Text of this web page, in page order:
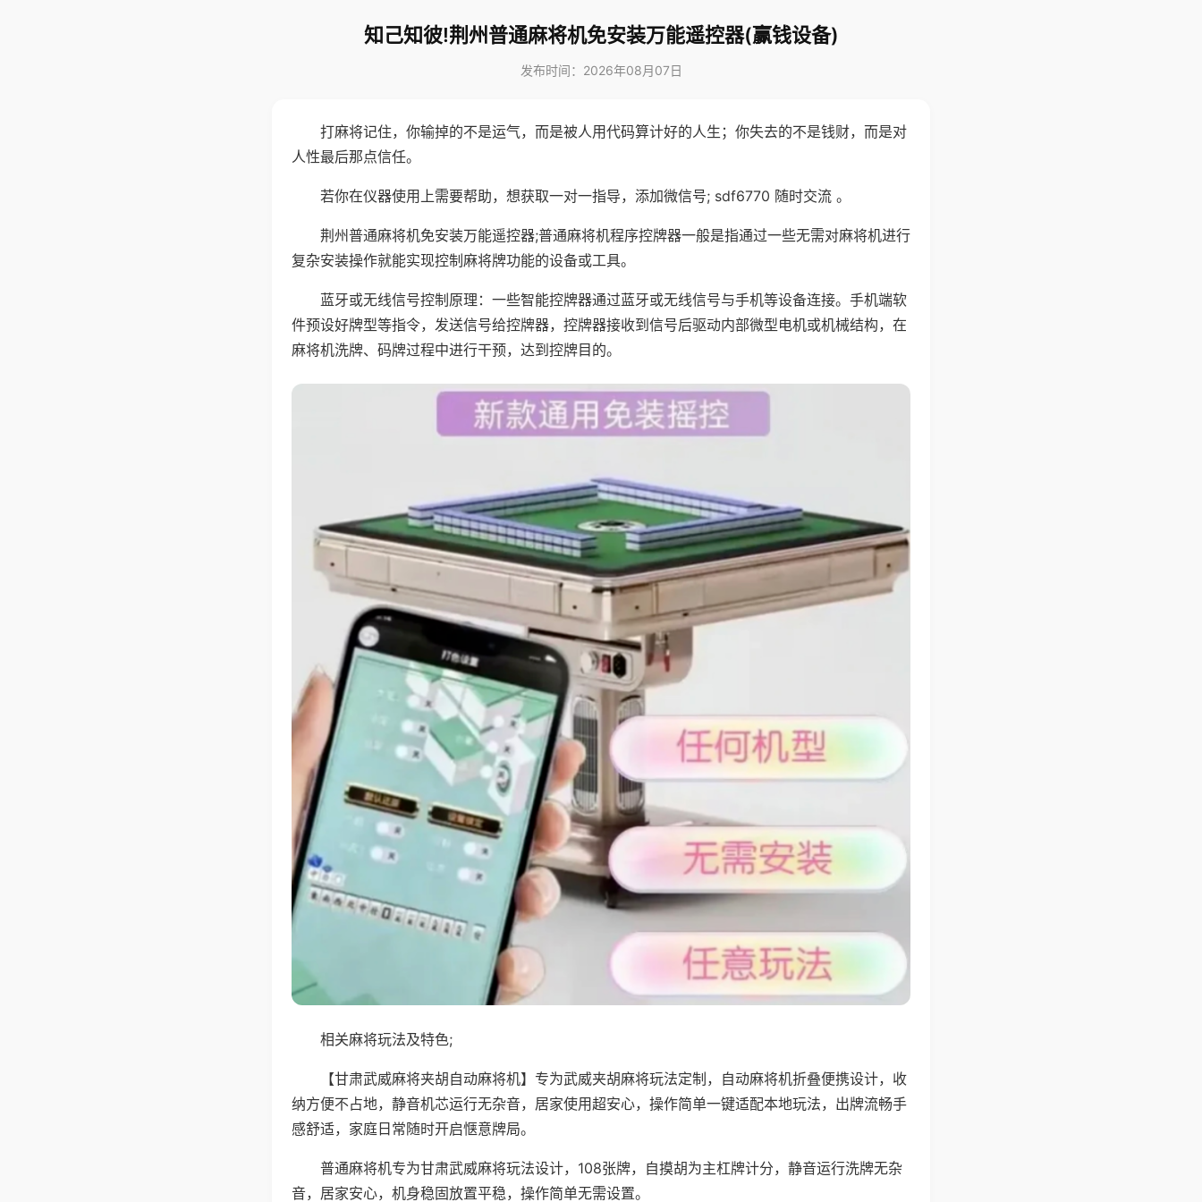
知己知彼!荆州普通麻将机免安装万能遥控器(赢钱设备)
发布时间：2026年08月07日
打麻将记住，你输掉的不是运气，而是被人用代码算计好的人生；你失去的不是钱财，而是对
人性最后那点信任。
若你在仪器使用上需要帮助，想获取一对一指导，添加微信号; sdf6770 随时交流 。
荆州普通麻将机免安装万能遥控器;普通麻将机程序控牌器一般是指通过一些无需对麻将机进行
复杂安装操作就能实现控制麻将牌功能的设备或工具。
蓝牙或无线信号控制原理：一些智能控牌器通过蓝牙或无线信号与手机等设备连接。手机端软
件预设好牌型等指令，发送信号给控牌器，控牌器接收到信号后驱动内部微型电机或机械结构，在
麻将机洗牌、码牌过程中进行干预，达到控牌目的。
相关麻将玩法及特色;
【甘肃武威麻将夹胡自动麻将机】专为武威夹胡麻将玩法定制，自动麻将机折叠便携设计，收
纳方便不占地，静音机芯运行无杂音，居家使用超安心，操作简单一键适配本地玩法，出牌流畅手
感舒适，家庭日常随时开启惬意牌局。
普通麻将机专为甘肃武威麻将玩法设计，108张牌，自摸胡为主杠牌计分，静音运行洗牌无杂
音，居家安心，机身稳固放置平稳，操作简单无需设置。